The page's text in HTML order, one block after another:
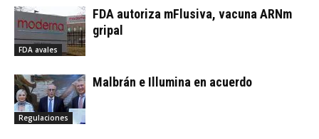
FDA avales
FDA autoriza mFlusiva, vacuna ARNm
gripal
Regulaciones
Malbrán e Illumina en acuerdo